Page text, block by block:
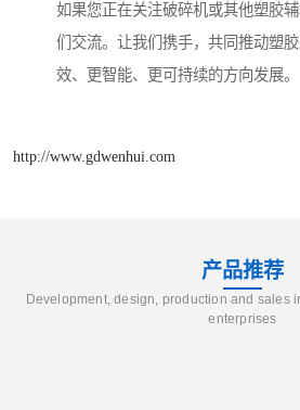
如果您正在关注破碎机或其他塑胶
们交流。让我们携手，共同推动塑
效、更智能、更可持续的方向发展。
http://www.gdwenhui.com
产品推荐
Development, design, production and sales
enterprises